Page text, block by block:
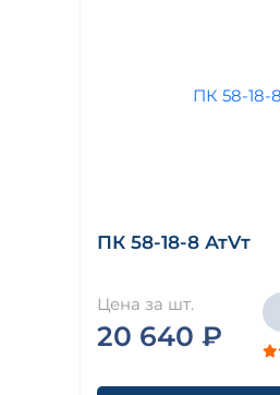
ПК 58-18-8 АтVт
Цена за шт.
20 640 ₽